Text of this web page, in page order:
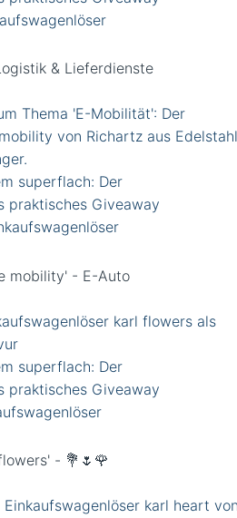
& Lieferdienste
mobility' - E-Auto
- 💐🌷🌹